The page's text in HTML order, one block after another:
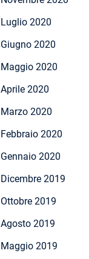
Luglio 2020
Giugno 2020
Maggio 2020
Aprile 2020
Marzo 2020
Febbraio 2020
Gennaio 2020
Dicembre 2019
Ottobre 2019
Agosto 2019
Maggio 2019